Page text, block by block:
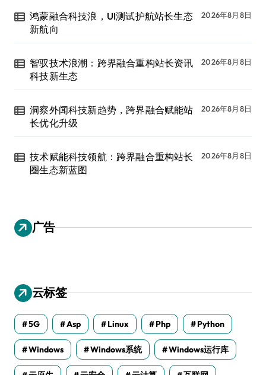
鸿蒙融合科技浪，UI测试护航站长生态
新航向
2026年8月8日
智驭技术浪潮：跨界融合重构站长资讯
科技新生态
2026年8月8日
洞察外闻科技新趋势，跨界融合赋能站
长优化升级
2026年8月8日
技术赋能科技领航：跨界融合重构站长
圈生态新蓝图
2026年8月8日
广告
云标签
5G Asp Linux Php Python
Windows Windows系统 Windows运行库